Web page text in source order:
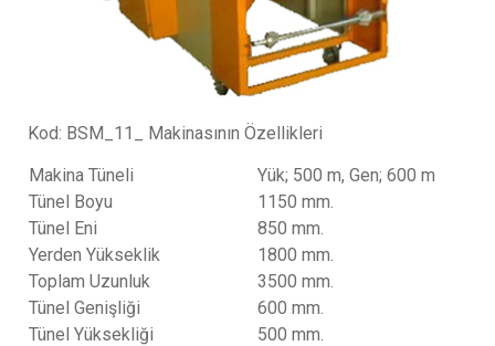
Kod: BSM_11_ Makinasının Özellikleri
Makina Tüneli
Yük; 500 m, Gen; 600 m
Tünel Boyu
1150 mm.
Tünel Eni
850 mm.
Yerden Yükseklik
1800 mm.
Toplam Uzunluk
3500 mm.
Tünel Genişliği
600 mm.
Tünel Yüksekliği
500 mm.